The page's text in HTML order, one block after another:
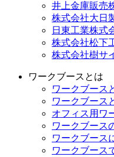
井上金庫販売
株式会社大日
日東工業株式
株式会社松下
株式会社樹サ
ワークブースとは
ワークブース
ワークブース
オフィス用ワ
ワークブース
ワークブース
ワークブース